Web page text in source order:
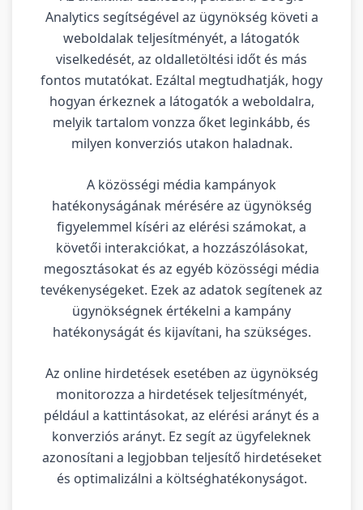
Analytics segítségével az ügynökség követi a
weboldalak teljesítményét, a látogatók
viselkedését, az oldalletöltési időt és más
fontos mutatókat. Ezáltal megtudhatják, hogy
hogyan érkeznek a látogatók a weboldalra,
melyik tartalom vonzza őket leginkább, és
milyen konverziós utakon haladnak.
A közösségi média kampányok
hatékonyságának mérésére az ügynökség
figyelemmel kíséri az elérési számokat, a
követői interakciókat, a hozzászólásokat,
megosztásokat és az egyéb közösségi média
tevékenységeket. Ezek az adatok segítenek az
ügynökségnek értékelni a kampány
hatékonyságát és kijavítani, ha szükséges.
Az online hirdetések esetében az ügynökség
monitorozza a hirdetések teljesítményét,
például a kattintásokat, az elérési arányt és a
konverziós arányt. Ez segít az ügyfeleknek
azonosítani a legjobban teljesítő hirdetéseket
és optimalizálni a költséghatékonyságot.